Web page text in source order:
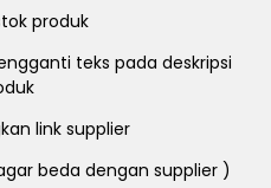
produk
teks pada deskripsi
link supplier
beda dengan supplier )